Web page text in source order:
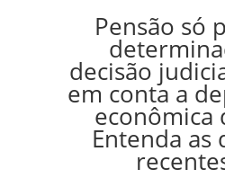
Pensão só
decisão
em conta a
econômica
Entenda as